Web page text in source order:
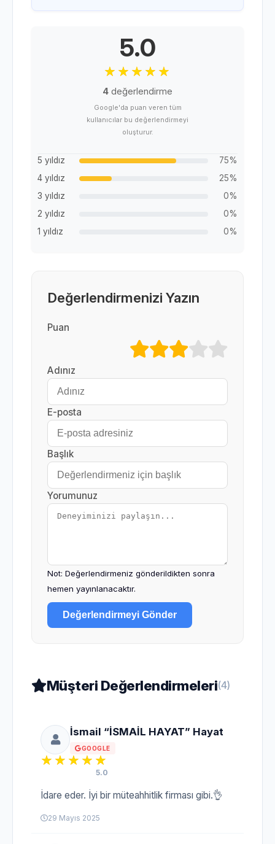
5.0
4 değerlendirme
Google'da puan veren tüm
kullanıcılar bu değerlendirmeyi
oluşturur.
5 yıldız
75%
4 yıldız
25%
3 yıldız
0%
2 yıldız
0%
1 yıldız
0%
Değerlendirmenizi Yazın
Puan
Adınız
E-posta
Başlık
Yorumunuz
Not: Değerlendirmeniz gönderildikten sonra
hemen yayınlanacaktır.
Değerlendirmeyi Gönder
Müşteri Değerlendirmeleri(4)
İsmail “İSMAİL HAYAT” Hayat
GOOGLE
5.0
İdare eder. İyi bir müteahhitlik firması gibi.👌
29 Mayıs 2025